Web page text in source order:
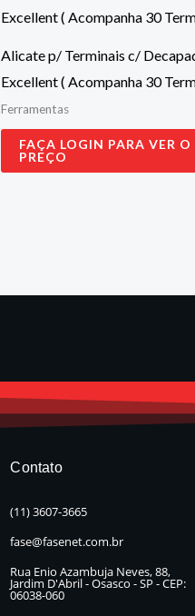
Alicate p/ Terminais c/
Excellent ( Acompanha 30
Ferramentas
FAÇA LOGIN PARA VER O
PREÇO
Contato
(11) 3607-3665
fase@fasenet.com.br
Rua Enio Azambuja Neves, 88,
Jardim D'Abril - Osasco - SP - CEP:
06038-060